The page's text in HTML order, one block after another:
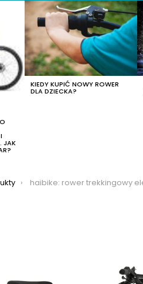
JAK
KIEDY KUPIĆ NOWY ROWER
DLA DZIECKA?
haibike: rower trekkingowy elektryczny haibike trekking 7 2021, kolor szary-